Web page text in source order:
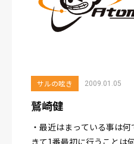
サルの呟き 2009.01.05
鷲崎健
・最近はまっている事は
きて1番最初に行うことは